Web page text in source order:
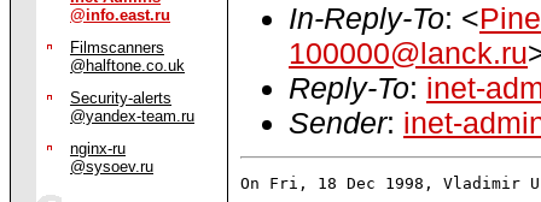
@info.east.ru
Filmscanners
@halftone.co.uk
Security-alerts
@yandex-team.ru
nginx-ru
@sysoev.ru
In-Reply-To: <
100000@lanck.ru
Reply-To: inet-
Sender: inet-
On Fri, 18 Dec 1998, Vladimir